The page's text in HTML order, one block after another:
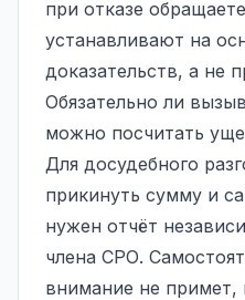
при отказе
устанавливают на
доказательств, а не
Обязательно ли
можно посчитать
Для досудебного
прикинуть сумму и
нужен отчёт
члена СРО.
внимание не примет,